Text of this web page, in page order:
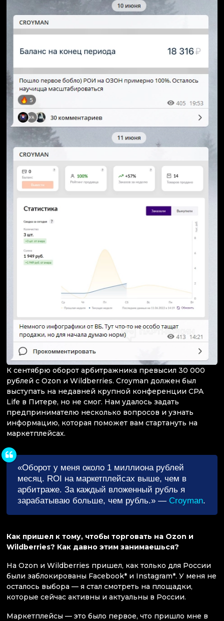
К сентябрю оборот арбитражника превысил 30 000
рублей с Ozon и Wildberries. Croyman должен был
выступать на недавней крупной конференции CPA
Life в Питере, но не смог. Нам удалось задать
предпринимателю несколько вопросов и узнать
информацию, которая поможет вам стартануть на
маркетплейсах.
«Оборот у меня около 1 миллиона рублей
месяц. ROI на маркетплейсах выше, чем в
арбитраже. За каждый вложенный рубль я
зарабатываю больше, чем рубль.» — Croyman.
Как пришел к тому, чтобы торговать на Ozon и
Wildberries? Как давно этим занимаешься?
На Ozon и Wildberries пришел, как только для России
были заблокированы Facebook* и Instagram*. У меня не
осталось выбора — я стал смотреть на площадки,
которые сейчас активны и актуальны в России.
Маркетплейсы — это было первое, что пришло мне в